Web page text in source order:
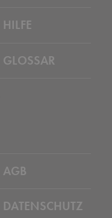
HILFE
GLOSSAR
AGB
DATENSCHUTZ